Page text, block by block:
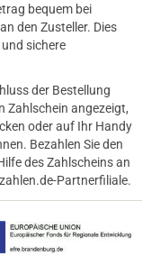
bequem bei
den Zusteller. Dies
sichere
der Bestellung
Zahlschein angezeigt,
oder auf Ihr Handy
Bezahlen Sie den
des Zahlscheins an
Partnerfiliale.